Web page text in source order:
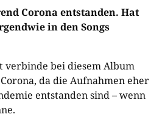
Corona entstanden. Hat
in den Songs
verbinde bei diesem Album
da die Aufnahmen eher
entstanden sind – wenn